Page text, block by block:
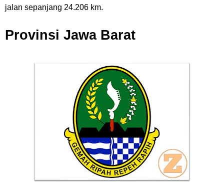
jalan sepanjang 24.206 km.
Provinsi Jawa Barat